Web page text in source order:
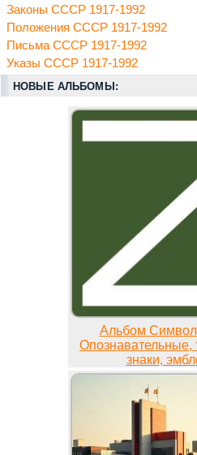
Законы СССР 1917-1992
Положения СССР 1917-1992
Письма СССР 1917-1992
Указы СССР 1917-1992
НОВЫЕ АЛЬБОМЫ:
Альбом
Опознавательные,
знаки,